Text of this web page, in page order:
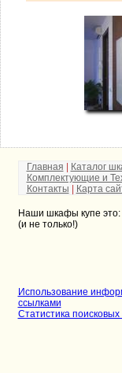
Главная | Каталог
Комплектующие и
Контакты | Карта
Наши шкафы купе это:
(и не только!)
Использование
ссылками
Статистика